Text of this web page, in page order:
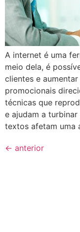
A internet é uma
meio dela, é
clientes e
promocionais
técnicas que
e ajudam a turbinar
textos afetam uma
← anterior